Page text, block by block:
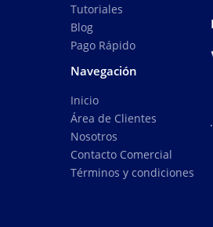
Tutoriales
Blog
Pago Rápido
Navegación
Inicio
Área de Clientes
Nosotros
Contacto Comercial
Términos y condiciones